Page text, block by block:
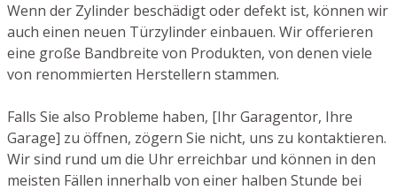
Wenn der Zylinder beschädigt oder defekt ist, können wir
auch einen neuen Türzylinder einbauen. Wir offerieren
eine große Bandbreite von Produkten, von denen viele
von renommierten Herstellern stammen.
Falls Sie also Probleme haben, [Ihr Garagentor, Ihre
Garage] zu öffnen, zögern Sie nicht, uns zu kontaktieren.
Wir sind rund um die Uhr erreichbar und können in den
meisten Fällen innerhalb von einer halben Stunde bei